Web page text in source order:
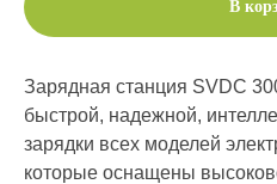
В
Зарядная станция SVDC
быстрой, надежной,
зарядки всех моделей
которые оснащены